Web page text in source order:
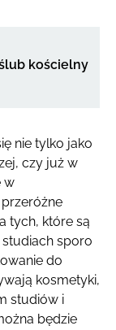
kościelny
nie tylko jako
czy już w
w
tych, które są
sporo
do
kosmetyki,
studiów i
będzie